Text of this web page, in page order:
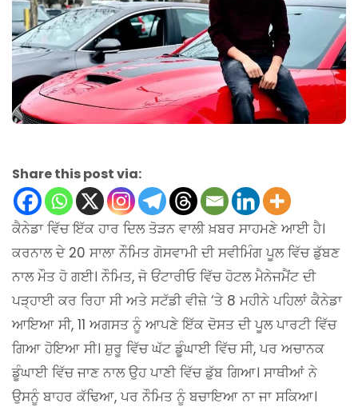
Share this post via:
ਕੈਨੇਡਾ ਵਿੱਚ ਇੱਕ ਹਾਰ ਦਿਲ ਤੋੜਨ ਵਾਲੀ ਖ਼ਬਰ ਸਾਹਮਣੇ ਆਈ ਹੈ।
ਕਰਨਾਲ ਦੇ 20 ਸਾਲਾ ਨੌਮਿਤ ਗੋਸਵਾਮੀ ਦੀ ਸਵੀਮਿੰਗ ਪੂਲ ਵਿੱਚ ਡੁੱਬਣ
ਨਾਲ ਮੌਤ ਹੋ ਗਈ। ਨੌਮਿਤ, ਜੋ ਓਂਟਾਰੀਓ ਵਿੱਚ ਹੋਟਲ ਮੈਨੇਜਮੈਂਟ ਦੀ
ਪੜ੍ਹਾਈ ਕਰ ਰਿਹਾ ਸੀ ਅਤੇ ਸਟੱਡੀ ਵੀਜ਼ੇ ‘ਤੇ 8 ਮਹੀਨੇ ਪਹਿਲਾਂ ਕੈਨੇਡਾ
ਆਇਆ ਸੀ, 11 ਅਗਸਤ ਨੂੰ ਆਪਣੇ ਇੱਕ ਦੋਸਤ ਦੀ ਪੂਲ ਪਾਰਟੀ ਵਿੱਚ
ਗਿਆ ਹੋਇਆ ਸੀ। ਸ਼ੁਰੂ ਵਿੱਚ ਘੱਟ ਡੂੰਘਾਈ ਵਿੱਚ ਸੀ, ਪਰ ਅਚਾਨਕ
ਡੂੰਘਾਈ ਵਿੱਚ ਜਾਣ ਨਾਲ ਉਹ ਪਾਣੀ ਵਿੱਚ ਡੁੱਬ ਗਿਆ। ਸਾਥੀਆਂ ਨੇ
ਉਸਨੂੰ ਬਾਹਰ ਕੱਢਿਆ, ਪਰ ਨੌਮਿਤ ਨੂੰ ਬਚਾਇਆ ਨਾ ਜਾ ਸਕਿਆ।